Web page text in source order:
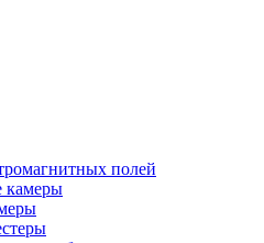
полей
камеры